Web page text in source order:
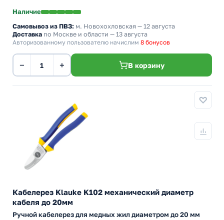
Наличие
Самовывоз из ПВЗ: м. Новохохловская — 12 августа
Доставка по Москве и области — 13 августа
Авторизованному пользователю начислим 8 бонусов
− + В корзину
Кабелерез Klauke K102 механический диаметр
кабеля до 20мм
Ручной кабелерез для медных жил диаметром до 20 мм